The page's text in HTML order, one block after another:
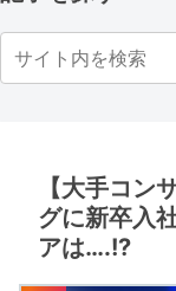
【大手コン
グに新卒入
アは….!?